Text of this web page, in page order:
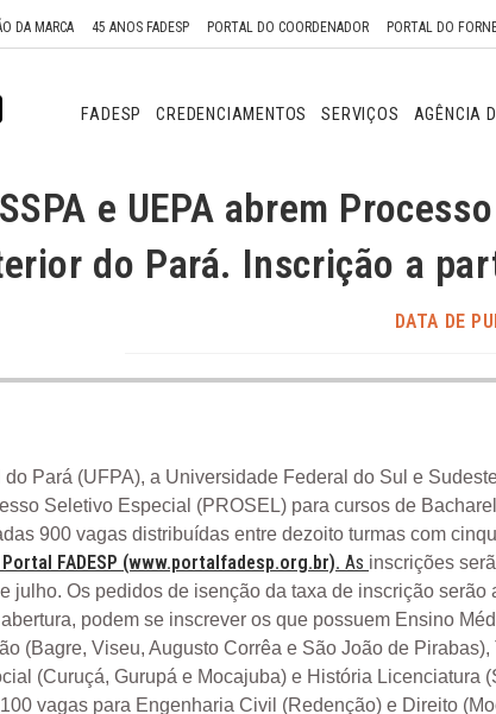
DA MARCA 45 ANOS FADESP PORTAL DO COORDENADOR PORTAL DO
FADESP CREDENCIAMENTOS SERVIÇOS AGÊNCIA
e UEPA abrem
do Pará. Inscrição a
DATA DE
Pará (UFPA), a Universidade Federal do Sul e
Seletivo Especial (PROSEL) para cursos de
900 vagas distribuídas entre dezoito turmas com
FADESP (www.portalfadesp.org.br). As inscrições
julho. Os pedidos de isenção da taxa de inscrição serão
podem se inscrever os que possuem Ensino
(Bagre, Viseu, Augusto Corrêa e São João de
(Curuçá, Gurupá e Mocajuba) e História Licenciatura
vagas para Engenharia Civil (Redenção) e Direito